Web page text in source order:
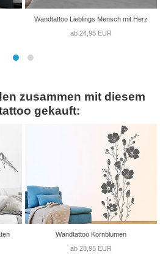
Wandtattoo Lieblings Mensch mit Herz
ab 24,95 EUR
zusammen mit diesem
gekauft:
Wandtattoo Kornblumen
ab 28,95 EUR